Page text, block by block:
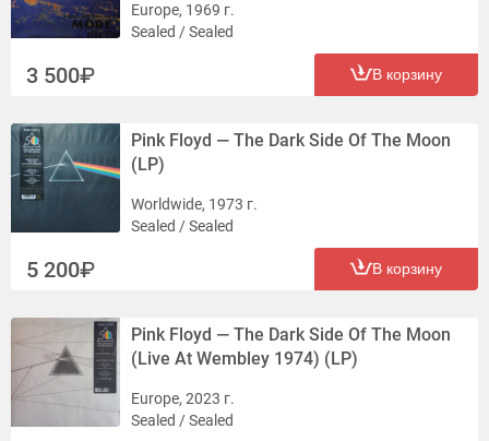
Europe, 1969 г.
Sealed / Sealed
3 500 В корзину
Pink Floyd — The Dark Side Of The Moon
(LP)
Worldwide, 1973 г.
Sealed / Sealed
5 200 В корзину
Pink Floyd — The Dark Side Of The Moon
(Live At Wembley 1974) (LP)
Europe, 2023 г.
Sealed / Sealed